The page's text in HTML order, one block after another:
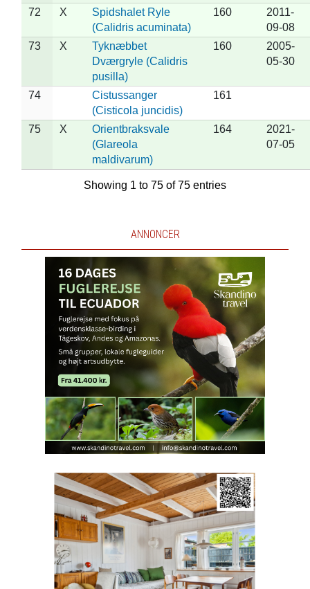
72 X
Spidshalet Ryle
(Calidris acuminata)
160
2011-
09-08
73
X
Tyknæbbet
Dværgryle (Calidris
pusilla)
160
2005-
05-30
74
Cistussanger
(Cisticola juncidis)
161
75 X
Orientbraksvale
(Glareola
maldivarum)
164
2021-
07-05
Showing 1 to 75 of 75 entries
ANNONCER